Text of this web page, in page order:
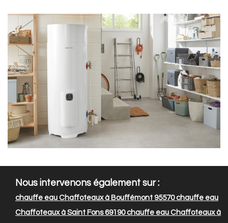
Nous intervenons également sur :
chauffe eau Chaffoteaux à Bouffémont 95570chauffe eau
Chaffoteaux à Saint Fons 69190chauffe eau Chaffoteaux à